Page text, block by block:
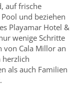
auf frische
und beziehen
Playamar Hotel &
wenige Schritte
von Cala Millor an
herzlich
als auch Familien